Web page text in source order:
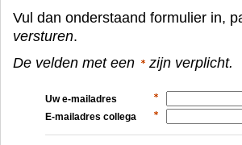
Vul dan onderstaand formulier in,
versturen.
De velden met een
zijn verplicht.
Uw e-mailadres
E-mailadres collega